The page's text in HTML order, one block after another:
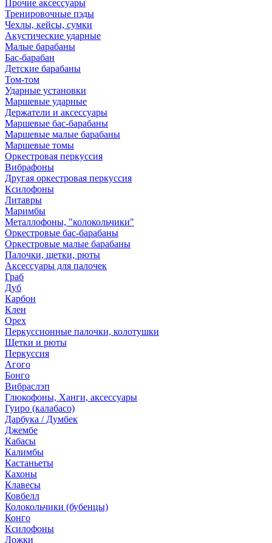
Прочие аксессуары
Тренировочные пэды
Чехлы, кейсы, сумки
Акустические ударные
Mалые барабаны
Бас-барабан
Детские барабаны
Том-том
Ударные установки
Маршевые ударные
Держатели и аксессуары
Маршевые бас-барабаны
Маршевые малые барабаны
Маршевые томы
Оркестровая перкуссия
Вибрафоны
Другая оркестровая перкуссия
Ксилофоны
Литавры
Маримбы
Металлофоны, "колокольчики"
Оркестровые бас-барабаны
Оркестровые малые барабаны
Палочки, щетки, рюты
Аксессуары для палочек
Граб
Дуб
Карбон
Клен
Орех
Перкуссионные палочки, колотушки
Щетки и рюты
Перкуссия
Агого
Бонго
Вибраслэп
Глюкофоны, Ханги, аксессуары
Гуиро (калабасо)
Дарбука / Думбек
Джембе
Кабасы
Калимбы
Кастаньеты
Кахоны
Клавесы
Ковбелл
Колокольчики (бубенцы)
Конго
Ксилофоны
Ложки